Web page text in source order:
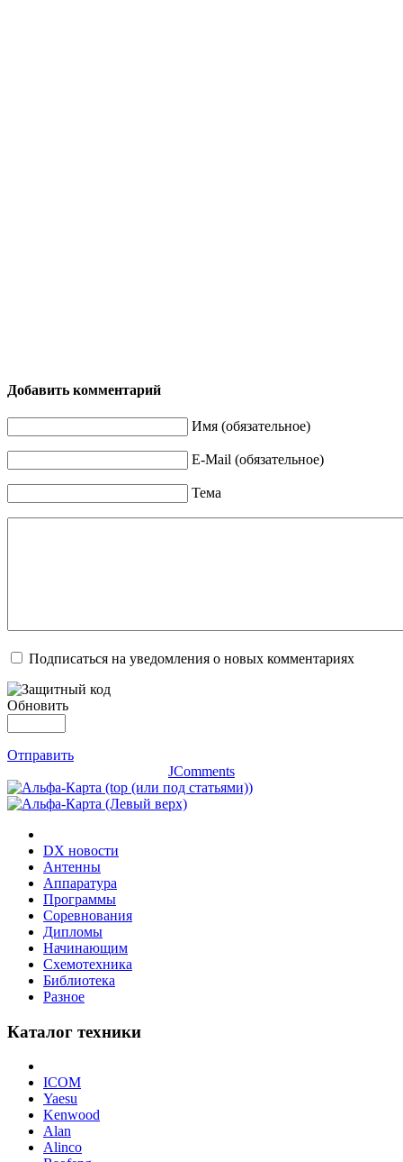
Добавить комментарий
Имя (обязательное)
E-Mail (обязательное)
Тема
Подписаться на уведомления о новых комментариях
Обновить
Отправить
JComments
DX новости
Антенны
Аппаратура
Программы
Соревнования
Дипломы
Начинающим
Схемотехника
Библиотека
Разное
Каталог техники
ICOM
Yaesu
Kenwood
Alan
Alinco